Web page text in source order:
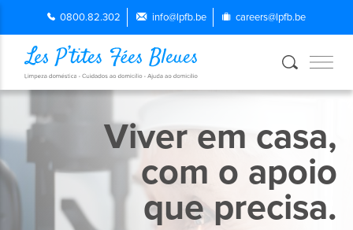
0800.82.302 info@lpfb.be careers@lpfb.be
Viver em casa,
com o apoio
que precisa.